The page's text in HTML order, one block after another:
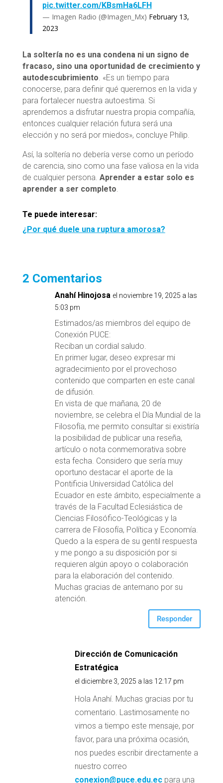
pic.twitter.com/KBsmHa6LFH
— Imagen Radio (@Imagen_Mx) February 13,
2023
La soltería no es una condena ni un signo de
fracaso, sino una oportunidad de crecimiento y
autodescubrimiento. «Es un tiempo para
conocerse, para definir qué queremos en la vida y
para fortalecer nuestra autoestima. Si
aprendemos a disfrutar nuestra propia compañía,
entonces cualquier relación futura será una
elección y no será por miedos», concluye Philip.
Así, la soltería no debería verse como un período
de carencia, sino como una fase valiosa en la vida
de cualquier persona. Aprender a estar solo es
aprender a ser completo.
Te puede interesar:
¿Por qué duele una ruptura amorosa?
2 Comentarios
Anahí Hinojosa el noviembre 19, 2025 a las
5:03 pm
Estimados/as miembros del equipo de
Conexión PUCE:
Reciban un cordial saludo.
En primer lugar, deseo expresar mi
agradecimiento por el provechoso
contenido que comparten en este canal
de difusión.
En vista de que mañana, 20 de
noviembre, se celebra el Día Mundial de la
Filosofía, me permito consultar si existiría
la posibilidad de publicar una reseña,
artículo o nota conmemorativa sobre
esta fecha. Considero que sería muy
oportuno destacar el aporte de la
Pontificia Universidad Católica del
Ecuador en este ámbito, especialmente a
través de la Facultad Eclesiástica de
Ciencias Filosófico-Teológicas y la
carrera de Filosofía, Política y Economía.
Quedo a la espera de su gentil respuesta
y me pongo a su disposición por si
requieren algún apoyo o colaboración
para la elaboración del contenido.
Muchas gracias de antemano por su
atención.
Responder
Dirección de Comunicación
Estratégica
el diciembre 3, 2025 a las 12:17 pm
Hola Anahí. Muchas gracias por tu
comentario. Lastimosamente no
vimos a tiempo este mensaje, por
favor, para una próxima ocasión,
nos puedes escribir directamente a
nuestro correo
conexion@puce.edu.ecpara una